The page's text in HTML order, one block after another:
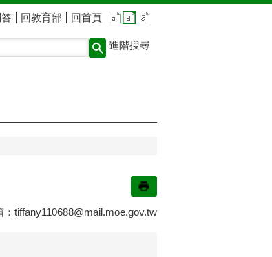
回教育部 回首頁
進階搜尋
tiffany110688@mail.moe.gov.tw